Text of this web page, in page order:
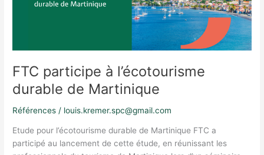
FTC participe à l’écotourisme
durable de Martinique
Références / louis.kremer.spc@gmail.com
Etude pour l’écotourisme durable de Martinique FTC a
participé au lancement de cette étude, en réunissant les